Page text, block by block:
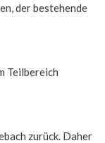
der bestehende
Teilbereich
zurück. Daher